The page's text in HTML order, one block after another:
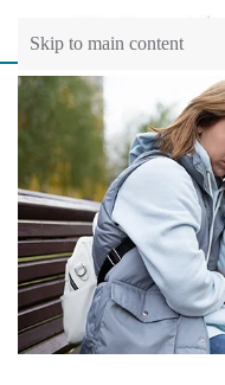
Skip to main content